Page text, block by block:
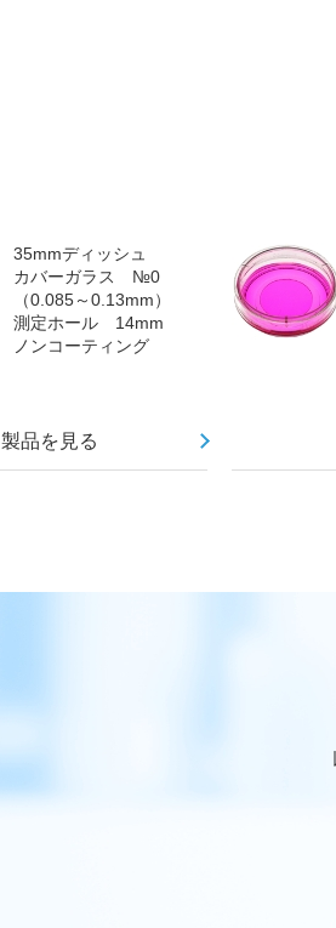
35mmディッシュ
カバーガラス №0
（0.085～0.13mm）
測定ホール 14mm
ノンコーティング
製品を見る